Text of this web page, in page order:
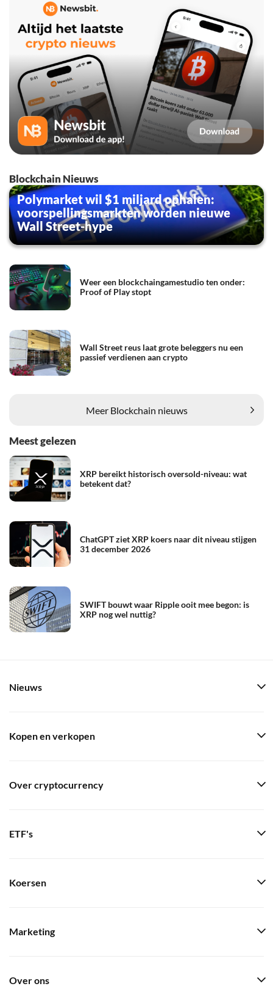
Blockchain Nieuws
Polymarket wil $1 miljard ophalen:
voorspellingsmarkten worden nieuwe
Wall Street-hype
Weer een blockchaingamestudio ten onder:
Proof of Play stopt
Wall Street reus laat grote beleggers nu een
passief verdienen aan crypto
Meer Blockchain nieuws
Meest gelezen
XRP bereikt historisch oversold-niveau: wat
betekent dat?
ChatGPT ziet XRP koers naar dit niveau stijgen
31 december 2026
SWIFT bouwt waar Ripple ooit mee begon: is
XRP nog wel nuttig?
Nieuws
Kopen en verkopen
Over cryptocurrency
ETF's
Koersen
Marketing
Over ons